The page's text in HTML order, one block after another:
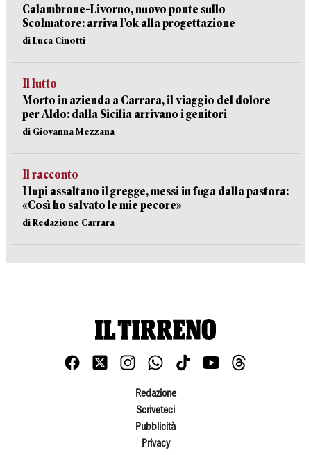
Calambrone-Livorno, nuovo ponte sullo
Scolmatore: arriva l’ok alla progettazione
di Luca Cinotti
Il lutto
Morto in azienda a Carrara, il viaggio del dolore
per Aldo: dalla Sicilia arrivano i genitori
di Giovanna Mezzana
Il racconto
I lupi assaltano il gregge, messi in fuga dalla pastora:
«Così ho salvato le mie pecore»
di Redazione Carrara
Redazione
Scriveteci
Pubblicità
Privacy